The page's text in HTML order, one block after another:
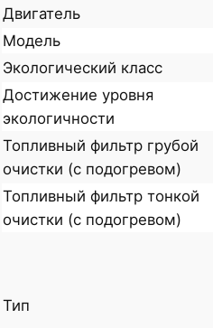
Двигатель
Модель
Экологический класс
Достижение уровня
экологичности
Топливный фильтр грубой
очистки (с подогревом)
Топливный фильтр тонкой
очистки (с подогревом)
Тип